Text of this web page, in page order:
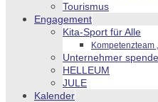
Tourismus
Engagement
Kita-Sport für Alle
Kompetenzteam
Unternehmer
HELLEUM
JULE
Kalender